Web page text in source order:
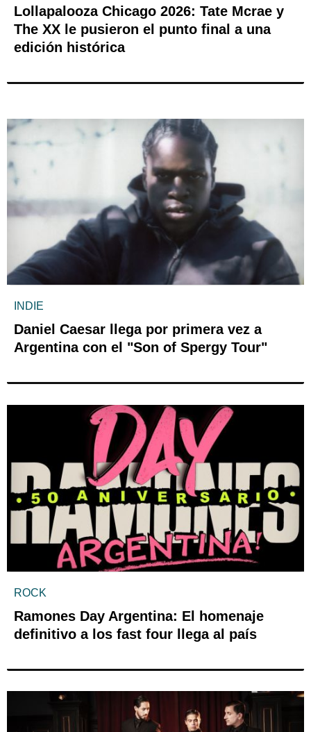
Lollapalooza Chicago 2026: Tate Mcrae y
The XX le pusieron el punto final a una
edición histórica
INDIE
Daniel Caesar llega por primera vez a
Argentina con el "Son of Spergy Tour"
ROCK
Ramones Day Argentina: El homenaje
definitivo a los fast four llega al país